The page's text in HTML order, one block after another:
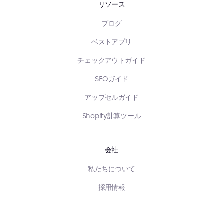
リソース
ブログ
ベストアプリ
チェックアウトガイド
SEOガイド
アップセルガイド
Shopify計算ツール
会社
私たちについて
採用情報